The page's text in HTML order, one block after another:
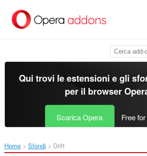
contenuto
Qui trovi le estensioni e gli
per il browser
Scarica Opera Free
Home Sfondi Drift‎